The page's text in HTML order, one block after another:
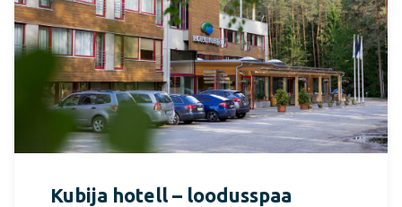
Kubija hotell – loodusspaa